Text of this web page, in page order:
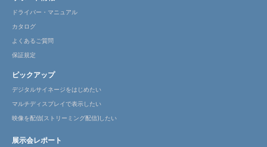
ドライバー・マニュアル
カタログ
よくあるご質問
保証規定
ピックアップ
デジタルサイネージをはじめたい
マルチディスプレイで表示したい
映像を配信(ストリーミング配信)したい
展示会レポート